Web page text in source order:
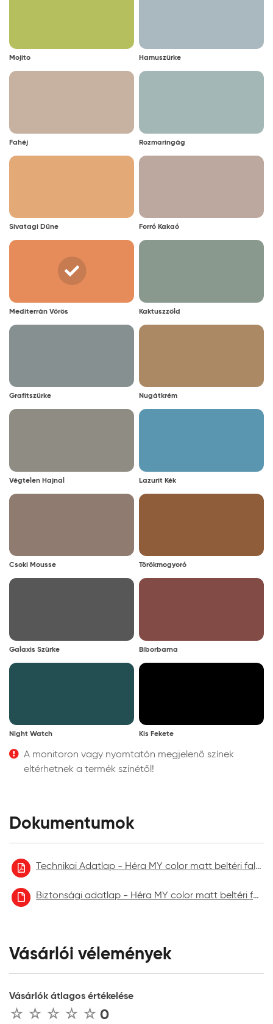
Mojito Hamuszürke
Fahéj Rozmaringág
Sivatagi Dűne Forró Kakaó
Mediterrán Vörös Kaktuszzöld
Grafitszürke Nugátkrém
Végtelen Hajnal Lazurit Kék
Csoki Mousse Törökmogyoró
Galaxis Szürke Bíborbarna
Night Watch Kis Fekete
A monitoron vagy nyomtatón megjelenő színek
eltérhetnek a termék színétől!
Dokumentumok
Technikai Adatlap - Héra MY color matt beltéri falfesték
Biztonsági adatlap - Héra MY color matt beltéri falfesték aktuális
Vásárlói vélemények
Vásárlók átlagos értékelése
0